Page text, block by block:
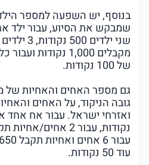
בנוסף, יש השפעה למספר
מקבלים 1,000
של 100 נקודות.
גם מספר האחים והאחיות של
גובה הניקוד, על האחים
עוד 50 נקודות.